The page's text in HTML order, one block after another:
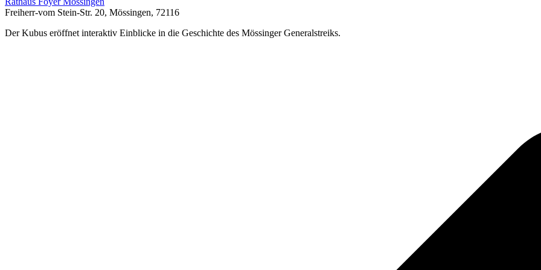
Freiherr-vom Stein-Str. 20, Mössingen, 72116
Der Kubus eröffnet interaktiv Einblicke in die Geschichte des Mössinger Generalstreiks.